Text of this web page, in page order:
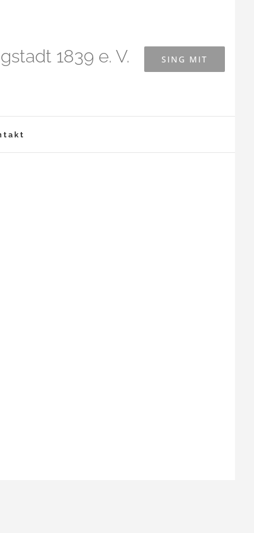
1839 e. V. SING MIT